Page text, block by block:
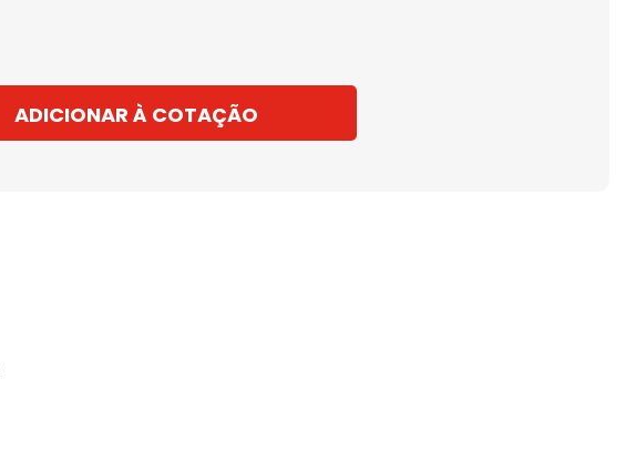
ADICIONAR À COTAÇÃO